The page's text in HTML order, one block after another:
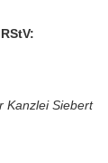
Kanzlei Siebert